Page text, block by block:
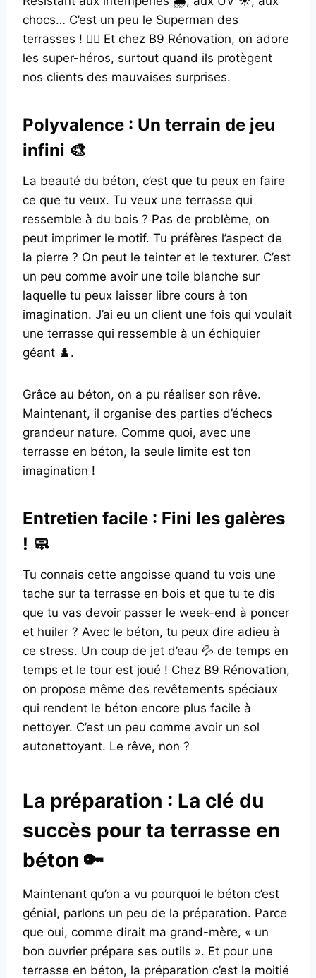
chocs… C’est un peu le Superman des
terrasses ! 🦸‍♂️ Et chez B9 Rénovation, on adore
les super-héros, surtout quand ils protègent
nos clients des mauvaises surprises.
Polyvalence : Un terrain de jeu
infini 🎨
La beauté du béton, c’est que tu peux en faire
ce que tu veux. Tu veux une terrasse qui
ressemble à du bois ? Pas de problème, on
peut imprimer le motif. Tu préfères l’aspect de
la pierre ? On peut le teinter et le texturer. C’est
un peu comme avoir une toile blanche sur
laquelle tu peux laisser libre cours à ton
imagination. J’ai eu un client une fois qui voulait
une terrasse qui ressemble à un échiquier
géant ♟️.
Grâce au béton, on a pu réaliser son rêve.
Maintenant, il organise des parties d’échecs
grandeur nature. Comme quoi, avec une
terrasse en béton, la seule limite est ton
imagination !
Entretien facile : Fini les galères
! 🧼
Tu connais cette angoisse quand tu vois une
tache sur ta terrasse en bois et que tu te dis
que tu vas devoir passer le week-end à poncer
et huiler ? Avec le béton, tu peux dire adieu à
ce stress. Un coup de jet d’eau 💦 de temps en
temps et le tour est joué ! Chez B9 Rénovation,
on propose même des revêtements spéciaux
qui rendent le béton encore plus facile à
nettoyer. C’est un peu comme avoir un sol
autonettoyant. Le rêve, non ?
La préparation : La clé du
succès pour ta terrasse en
béton 🔑
Maintenant qu’on a vu pourquoi le béton c’est
génial, parlons un peu de la préparation. Parce
que oui, comme dirait ma grand-mère, « un
bon ouvrier prépare ses outils ». Et pour une
terrasse en béton, la préparation c’est la moitié